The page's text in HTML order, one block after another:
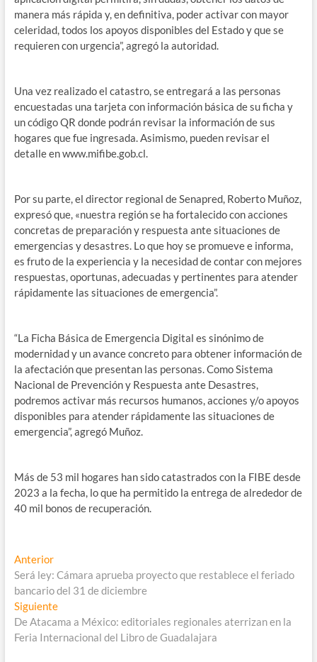
manera más rápida y, en definitiva, poder activar con mayor
celeridad, todos los apoyos disponibles del Estado y que se
requieren con urgencia”, agregó la autoridad.
Una vez realizado el catastro, se entregará a las personas
encuestadas una tarjeta con información básica de su ficha y
un código QR donde podrán revisar la información de sus
hogares que fue ingresada. Asimismo, pueden revisar el
detalle en www.mifibe.gob.cl.
Por su parte, el director regional de Senapred, Roberto Muñoz,
expresó que, «nuestra región se ha fortalecido con acciones
concretas de preparación y respuesta ante situaciones de
emergencias y desastres. Lo que hoy se promueve e informa,
es fruto de la experiencia y la necesidad de contar con mejores
respuestas, oportunas, adecuadas y pertinentes para atender
rápidamente las situaciones de emergencia”.
“La Ficha Básica de Emergencia Digital es sinónimo de
modernidad y un avance concreto para obtener información de
la afectación que presentan las personas. Como Sistema
Nacional de Prevención y Respuesta ante Desastres,
podremos activar más recursos humanos, acciones y/o apoyos
disponibles para atender rápidamente las situaciones de
emergencia”, agregó Muñoz.
Más de 53 mil hogares han sido catastrados con la FIBE desde
2023 a la fecha, lo que ha permitido la entrega de alrededor de
40 mil bonos de recuperación.
Navegación
de
entradas
AnteriorEntrada
anterior:
Será ley: Cámara aprueba proyecto que restablece el feriado
bancario del 31 de diciembre
SiguienteEntrada
siguiente:
De Atacama a México: editoriales regionales aterrizan en la
Feria Internacional del Libro de Guadalajara